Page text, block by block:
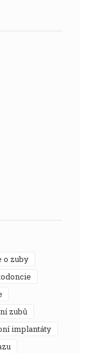
o zuby
zubů
implantáty